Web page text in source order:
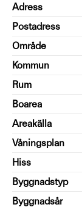
Adress
Postadress
Område
Kommun
Rum
Boarea
Areakälla
Våningsplan
Hiss
Byggnadstyp
Byggnadsår